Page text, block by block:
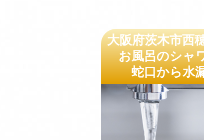
大阪府茨木市西
お風呂のシャ
蛇口から水